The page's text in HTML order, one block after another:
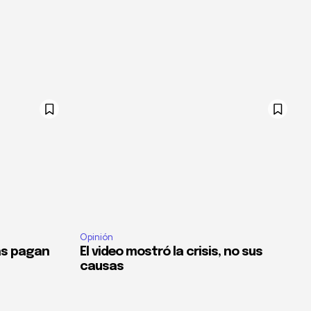
pagan
Opinión
El video mostró la crisis, no sus
causas